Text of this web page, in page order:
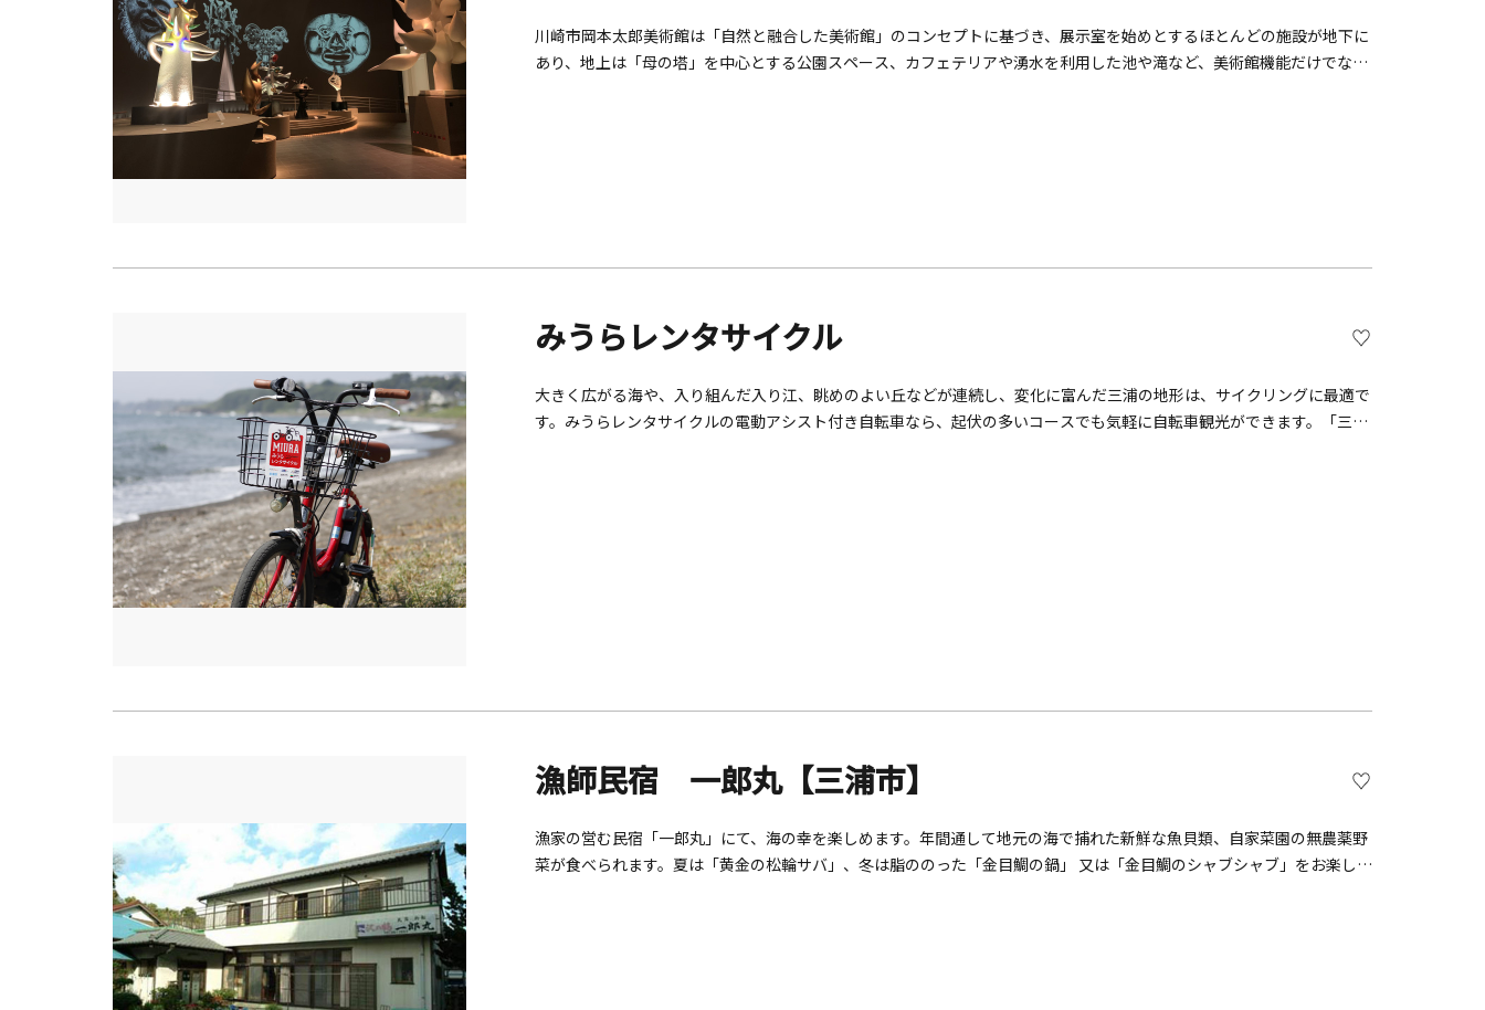
川崎市岡本太郎美術館は「自然と融合した美術館」のコンセプトに基づき、展示室を始めとするほとんどの施設が地下に
あり、地上は「母の塔」を中心とする公園スペース、カフェテリアや湧水を利用した池や滝など、美術館機能だけでなく
みうらレンタサイクル
大きく広がる海や、入り組んだ入り江、眺めのよい丘などが連続し、変化に富んだ三浦の地形は、サイクリングに最適で
す。みうらレンタサイクルの電動アシスト付き自転車なら、起伏の多いコースでも気軽に自転車観光ができます。「三崎
シスト自転車要予約（三浦観光予約WEB）対象年齢：1歳以上6歳未満適応身長：身長115cm以下適応体重：体重22kg以
漁師民宿 一郎丸【三浦市】
漁家の営む民宿「一郎丸」にて、海の幸を楽しめます。年間通して地元の海で捕れた新鮮な魚貝類、自家菜園の無農薬野
菜が食べられます。夏は「黄金の松輪サバ」、冬は脂ののった「金目鯛の鍋」 又は「金目鯛のシャブシャブ」をお楽しみ